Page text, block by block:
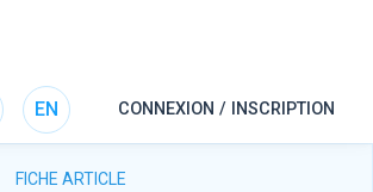
EN CONNEXION / INSCRIPTION
FICHE ARTICLE